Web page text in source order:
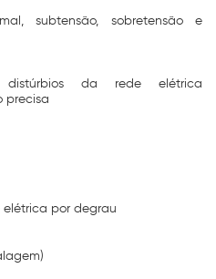
subtensão, sobretensão e
distúrbios da rede elétrica
precisa
por degrau